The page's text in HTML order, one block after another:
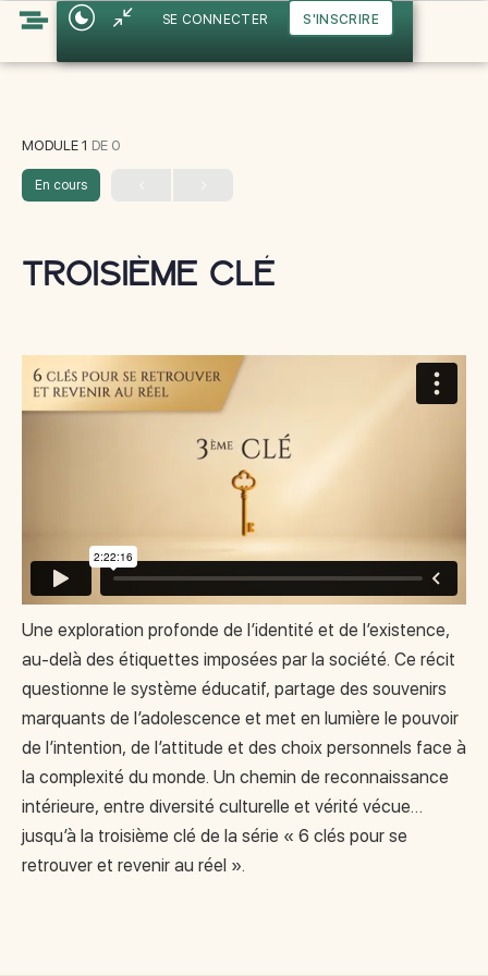
SE CONNECTER S'INSCRIRE
MODULE 1 DE 0
En cours
Troisième clé
Une exploration profonde de l’identité et de l’existence,
au-delà des étiquettes imposées par la société. Ce récit
questionne le système éducatif, partage des souvenirs
marquants de l’adolescence et met en lumière le pouvoir
de l’intention, de l’attitude et des choix personnels face à
la complexité du monde. Un chemin de reconnaissance
intérieure, entre diversité culturelle et vérité vécue…
jusqu’à la troisième clé de la série « 6 clés pour se
retrouver et revenir au réel ».